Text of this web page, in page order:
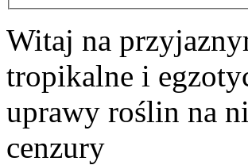
Witaj na
tropikalne i
uprawy roślin na
cenzury